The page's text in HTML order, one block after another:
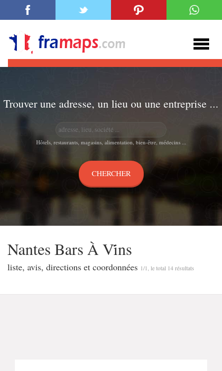
Trouver une adresse, un lieu ou une entreprise ...
Hôtels, restaurants, magasins, alimentation, bien-être, médecins ...
Nantes Bars À Vi̇̇ns
liste, avis, directions et coordonnées 1/1, le total 14 résultats